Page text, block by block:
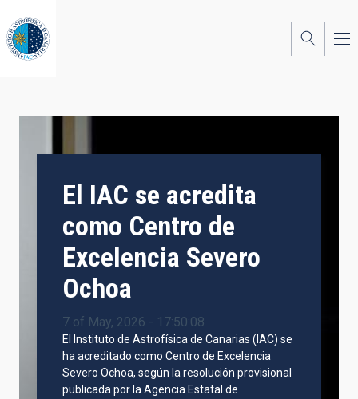
to
main
content
El IAC se acredita
como Centro de
Excelencia Severo
Ochoa
7 of May, 2026 - 17:50:08
El Instituto de Astrofísica de Canarias (IAC) se
ha acreditado como Centro de Excelencia
Severo Ochoa, según la resolución provisional
publicada por la Agencia Estatal de